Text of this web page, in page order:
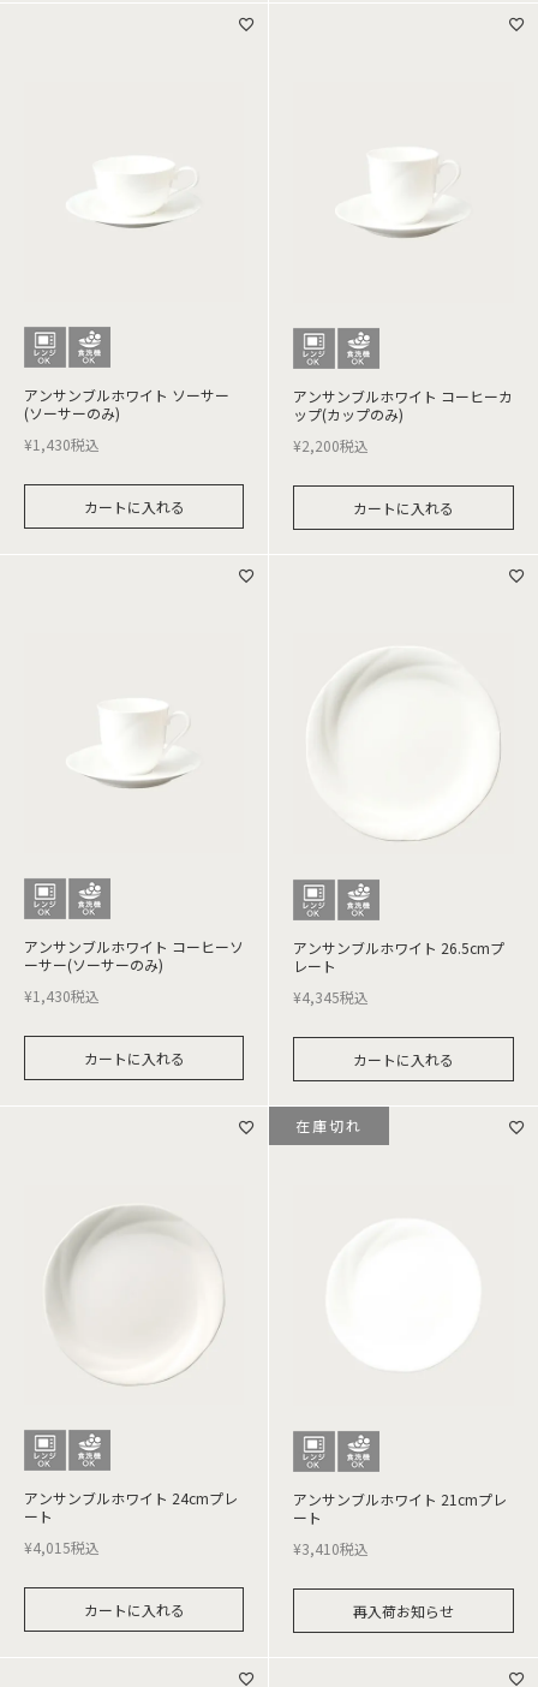
アンサンブルホワイト ソーサー
(ソーサーのみ)
¥1,430税込
カートに入れる
アンサンブルホワイト コーヒーカ
ップ(カップのみ)
¥2,200税込
カートに入れる
アンサンブルホワイト コーヒーソ
ーサー(ソーサーのみ)
¥1,430税込
カートに入れる
アンサンブルホワイト 26.5cmプ
レート
¥4,345税込
カートに入れる
アンサンブルホワイト 24cmプレ
ート
¥4,015税込
カートに入れる
アンサンブルホワイト 21cmプレ
ート
¥3,410税込
再入荷お知らせ
在庫切れ